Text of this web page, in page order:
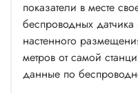
показатели в месте
беспроводных
настенного
метров от самой
данные по